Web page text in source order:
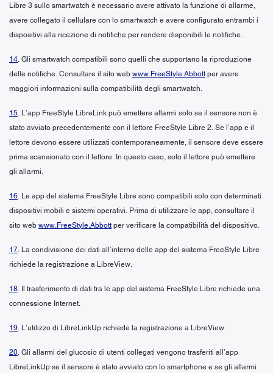
Libre 3 sullo smartwatch è necessario avere attivato la funzione di allarme,
avere collegato il cellulare con lo smartwatch e avere configurato entrambi i
dispositivi alla ricezione di notifiche per rendere disponibili le notifiche.
14. Gli smartwatch compatibili sono quelli che supportano la riproduzione
delle notifiche. Consultare il sito web www.FreeStyle.Abbott per avere
maggiori informazioni sulla compatibilità degli smartwatch.
15. L’app FreeStyle LibreLink può emettere allarmi solo se il sensore non è
stato avviato precedentemente con il lettore FreeStyle Libre 2. Se l’app e il
lettore devono essere utilizzati contemporaneamente, il sensore deve essere
prima scansionato con il lettore. In questo caso, solo il lettore può emettere
gli allarmi.
16. Le app del sistema FreeStyle Libre sono compatibili solo con determinati
dispositivi mobili e sistemi operativi. Prima di utilizzare le app, consultare il
sito web www.FreeStyle.Abbott per verificare la compatibilità del dispositivo.
17. La condivisione dei dati all’interno delle app del sistema FreeStyle Libre
richiede la registrazione a LibreView.
18. Il trasferimento di dati tra le app del sistema FreeStyle Libre richiede una
connessione Internet.
19. L’utilizzo di LibreLinkUp richiede la registrazione a LibreView.
20. Gli allarmi del glucosio di utenti collegati vengono trasferiti all’app
LibreLinkUp se il sensore è stato avviato con lo smartphone e se gli allarmi